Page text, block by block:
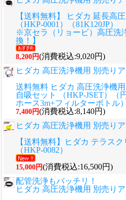
【送料無料】 ヒダカ 延長高
（HKP-0001）（81K120JP）
※京セラ（リョービ）高圧洗
換！】
8,200円(消費税込:9,020円)
ヒダカ 高圧洗浄機用 別売り
送料無料 ヒダカ 高圧洗浄機
自吸セット （HKP-JSET）（
ホース3m+フィルターボトル）
7,400円(消費税込:8,140円)
ヒダカ 高圧洗浄機用 別売り
【送料無料】ヒダカ テラス
（HKP-0082）
15,000円(消費税込:16,500円)
配管洗浄もバッチリ！
ヒダカ 高圧洗浄機用 別売り